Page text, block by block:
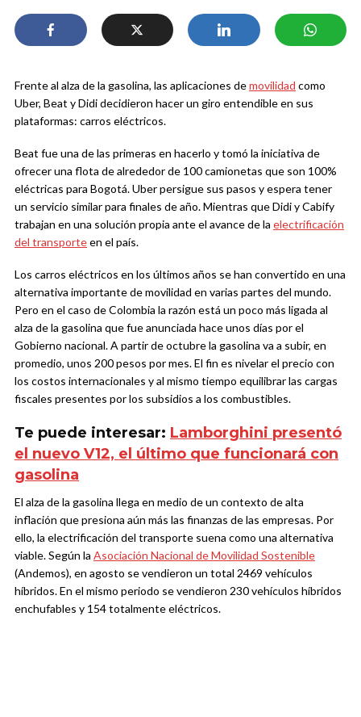
Frente al alza de la gasolina, las aplicaciones demovilidad como
Uber, Beat y Didi decidieron hacer un giro entendible en sus
plataformas: carros eléctricos.
Beat fue una de las primeras en hacerlo y tomó la iniciativa de
ofrecer una flota de alrededor de 100 camionetas que son 100%
eléctricas para Bogotá. Uber persigue sus pasos y espera tener
un servicio similar para finales de año. Mientras que Didi y Cabify
trabajan en una solución propia ante el avance de la electrificación
del transporteen el país.
Los carros eléctricos en los últimos años se han convertido en una
alternativa importante de movilidad en varias partes del mundo.
Pero en el caso de Colombia la razón está un poco más ligada al
alza de la gasolina que fue anunciada hace unos días por el
Gobierno nacional. A partir de octubre la gasolina va a subir, en
promedio, unos 200 pesos por mes. El fin es nivelar el precio con
los costos internacionales y al mismo tiempo equilibrar las cargas
fiscales presentes por los subsidios a los combustibles.
Te puede interesar: Lamborghini presentó
el nuevo V12, el último que funcionará con
gasolina
El alza de la gasolina llega en medio de un contexto de alta
inflación que presiona aún más las finanzas de las empresas. Por
ello, la electrificación del transporte suena como una alternativa
viable. Según la Asociación Nacional de Movilidad Sostenible
(Andemos), en agosto se vendieron un total 2469 vehículos
híbridos. En el mismo periodo se vendieron 230 vehículos híbridos
enchufables y 154 totalmente eléctricos.